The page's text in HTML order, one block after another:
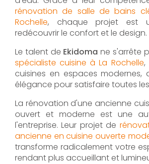
rénovation de salle de bains
Rochelle, chaque projet est
redécouvrir le confort et le design.
Le talent de Ekidoma ne s'arrête
spécialiste cuisine à La Rochelle,
cuisines en espaces modernes,
élégance pour satisfaire toutes
La rénovation d'une ancienne
ouvert et moderne est une
l'entreprise. Leur projet de
ancienne en cuisine ouverte
transforme radicalement votre
rendant plus accueillant et